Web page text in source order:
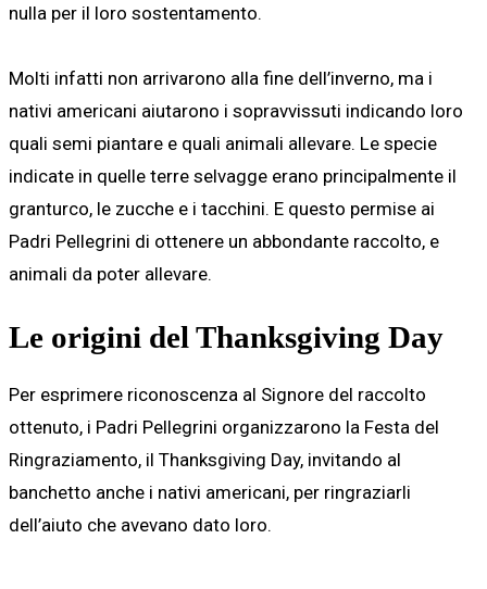
nulla per il loro sostentamento.
Molti infatti non arrivarono alla fine dell’inverno, ma i
nativi americani aiutarono i sopravvissuti indicando loro
quali semi piantare e quali animali allevare. Le specie
indicate in quelle terre selvagge erano principalmente il
granturco, le zucche e i tacchini. E questo permise ai
Padri Pellegrini di ottenere un abbondante raccolto, e
animali da poter allevare.
Le origini del Thanksgiving Day
Per esprimere riconoscenza al Signore del raccolto
ottenuto, i Padri Pellegrini organizzarono la Festa del
Ringraziamento, il Thanksgiving Day, invitando al
banchetto anche i nativi americani, per ringraziarli
dell’aiuto che avevano dato loro.